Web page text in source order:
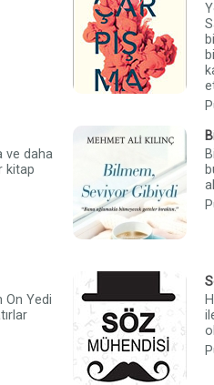
ve daha
kitap
On Yedi